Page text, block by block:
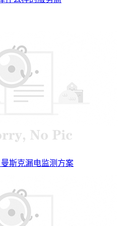
斯克漏电监测方案